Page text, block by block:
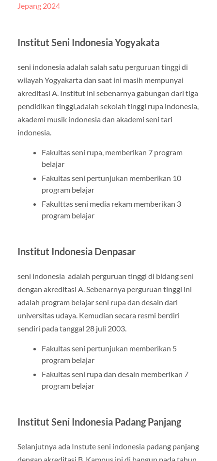
Jepang 2024
Institut Seni Indonesia Yogyakata
seni indonesia adalah salah satu perguruan tinggi di
wilayah Yogyakarta dan saat ini masih mempunyai
akreditasi A. Institut ini sebenarnya gabungan dari tiga
pendidikan tinggi,adalah sekolah tinggi rupa indonesia,
akademi musik indonesia dan akademi seni tari
indonesia.
Fakultas seni rupa, memberikan 7 program
belajar
Fakultas seni pertunjukan memberikan 10
program belajar
Fakulttas seni media rekam memberikan 3
program belajar
Institut Indonesia Denpasar
seni indonesia adalah perguruan tinggi di bidang seni
dengan akreditasi A. Sebenarnya perguruan tinggi ini
adalah program belajar seni rupa dan desain dari
universitas udaya. Kemudian secara resmi berdiri
sendiri pada tanggal 28 juli 2003.
Fakultas seni pertunjukan memberikan 5
program belajar
Fakultas seni rupa dan desain memberikan 7
program belajar
Institut Seni Indonesia Padang Panjang
Selanjutnya ada Instute seni indonesia padang panjang